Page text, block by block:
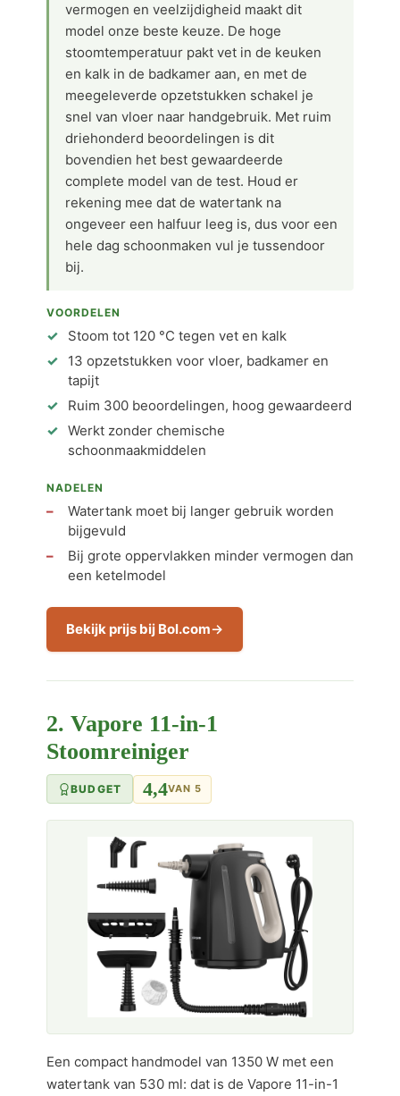
vermogen en veelzijdigheid maakt dit
model onze beste keuze. De hoge
stoomtemperatuur pakt vet in de keuken
en kalk in de badkamer aan, en met de
meegeleverde opzetstukken schakel je
snel van vloer naar handgebruik. Met ruim
driehonderd beoordelingen is dit
bovendien het best gewaardeerde
complete model van de test. Houd er
rekening mee dat de watertank na
ongeveer een halfuur leeg is, dus voor een
hele dag schoonmaken vul je tussendoor
bij.
VOORDELEN
Stoom tot 120 °C tegen vet en kalk
13 opzetstukken voor vloer, badkamer en
tapijt
Ruim 300 beoordelingen, hoog gewaardeerd
Werkt zonder chemische
schoonmaakmiddelen
NADELEN
Watertank moet bij langer gebruik worden
bijgevuld
Bij grote oppervlakken minder vermogen dan
een ketelmodel
Bekijk prijs bij Bol.com
2. Vapore 11-in-1
Stoomreiniger
BUDGET 4,4VAN 5
Een compact handmodel van 1350 W met een
watertank van 530 ml: dat is de Vapore 11-in-1